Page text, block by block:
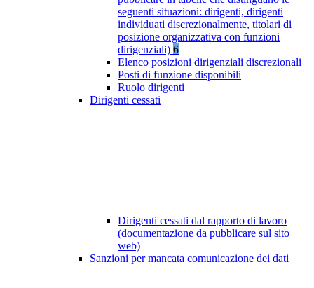
seguenti situazioni: dirigenti, dirigenti
individuati discrezionalmente, titolari di
posizione organizzativa con funzioni
dirigenziali) 6
Elenco posizioni dirigenziali discrezionali
Posti di funzione disponibili
Ruolo dirigenti
Dirigenti cessati
Dirigenti cessati dal rapporto di lavoro
(documentazione da pubblicare sul sito
web)
Sanzioni per mancata comunicazione dei dati